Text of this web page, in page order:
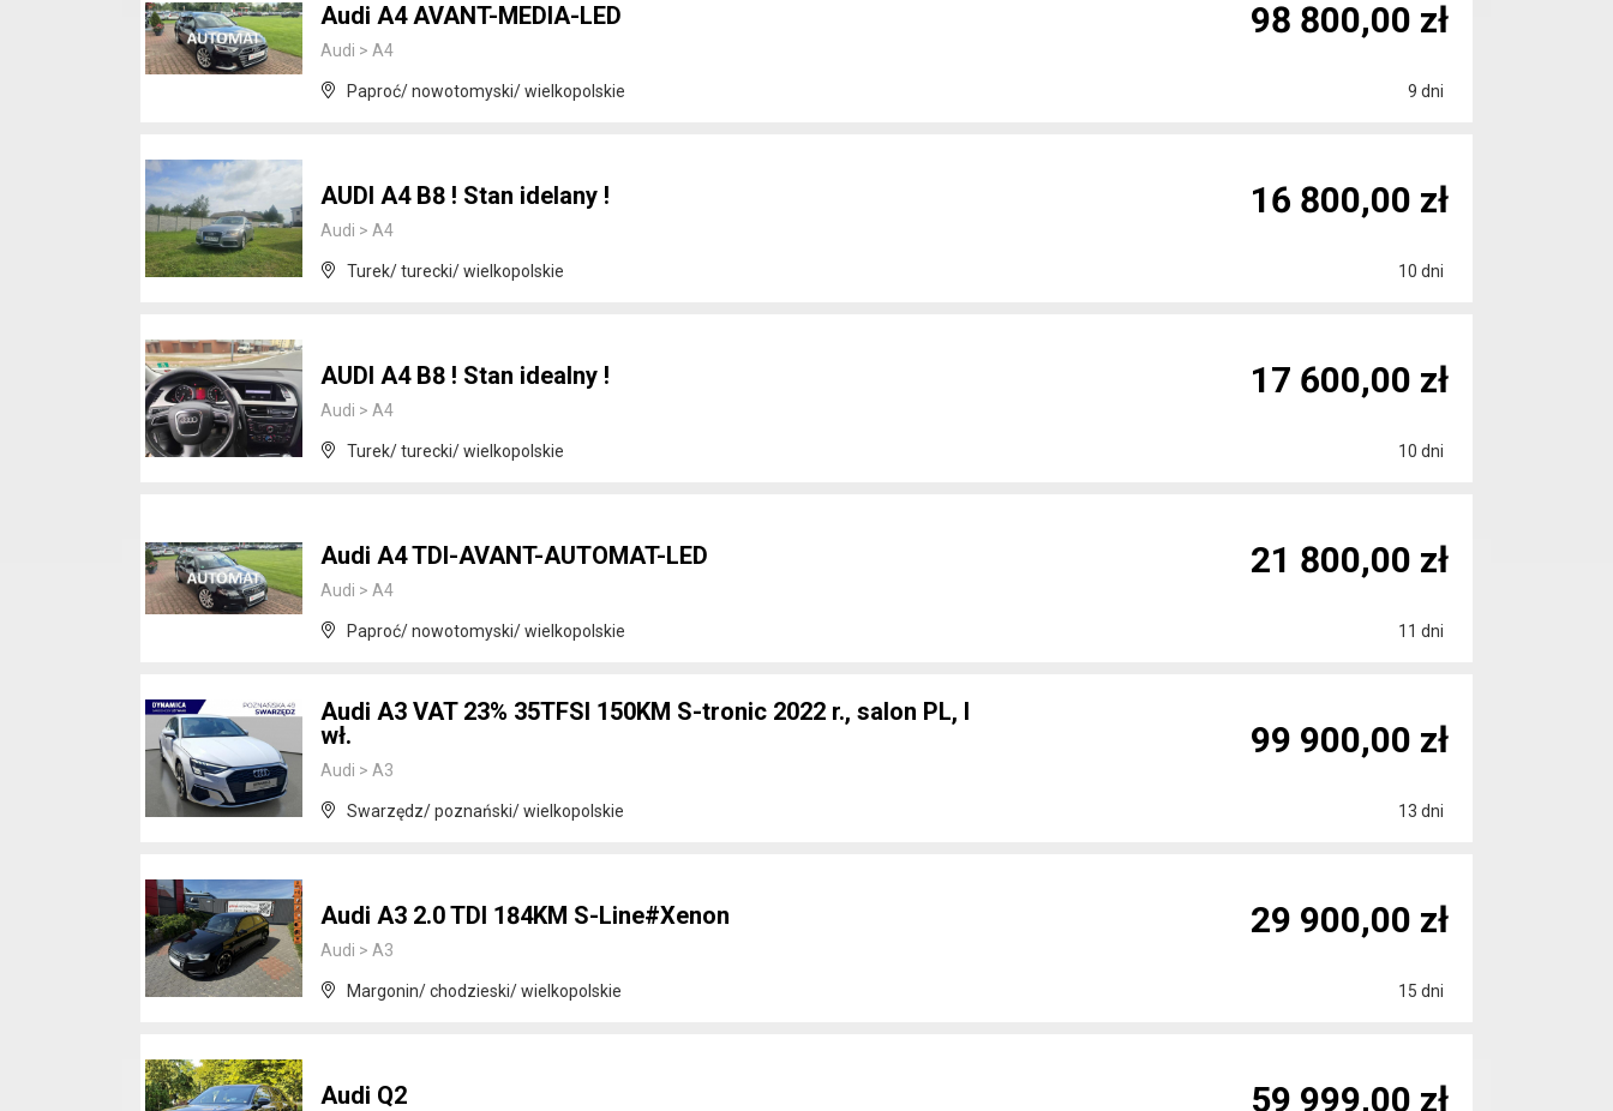
Audi A4 AVANT-MEDIA-LED
Audi > A4
Paproć/ nowotomyski/ wielkopolskie 9 dni
98 800,00 zł
AUDI A4 B8 ! Stan idelany !
Audi > A4
Turek/ turecki/ wielkopolskie 10 dni
16 800,00 zł
AUDI A4 B8 ! Stan idealny !
Audi > A4
Turek/ turecki/ wielkopolskie 10 dni
17 600,00 zł
Audi A4 TDI-AVANT-AUTOMAT-LED
Audi > A4
Paproć/ nowotomyski/ wielkopolskie 11 dni
21 800,00 zł
Audi A3 VAT 23% 35TFSI 150KM S-tronic 2022 r., salon PL, I
wł.
Audi > A3
Swarzędz/ poznański/ wielkopolskie 13 dni
99 900,00 zł
Audi A3 2.0 TDI 184KM S-Line#Xenon
Audi > A3
Margonin/ chodzieski/ wielkopolskie 15 dni
29 900,00 zł
Audi Q2 59 999,00 zł